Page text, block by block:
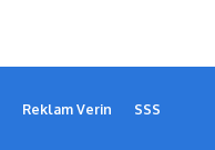
Reklam Verin
SSS